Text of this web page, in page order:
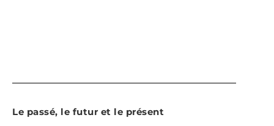
Le passé, le futur et le présent